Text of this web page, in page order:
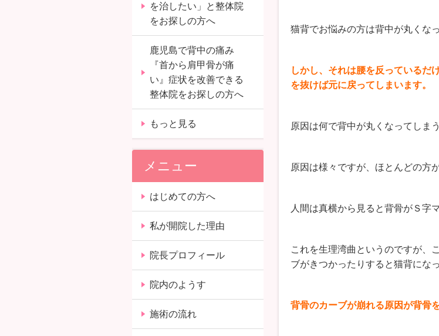
猫背でお悩みの方は背中が丸くな
しかし、それは腰を反っているだ
を抜けば元に戻ってしまいます。
原因は何で背中が丸くなってしま
原因は様々ですが、ほとんどの方
人間は真横から見ると背骨がＳ字
これを生理湾曲というのですが、
ブがきつかったりすると猫背にな
背骨のカーブが崩れる原因が背骨
を治したい」と整体院
をお探しの方へ
鹿児島で背中の痛み
『首から肩甲骨が痛
い』症状を改善できる
整体院をお探しの方へ
もっと見る
メニュー
はじめての方へ
私が開院した理由
院長プロフィール
院内のようす
施術の流れ